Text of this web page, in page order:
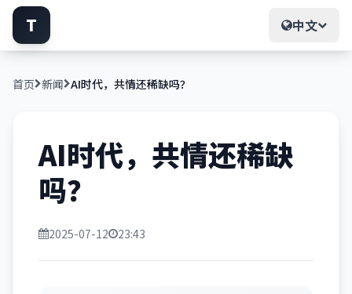
T 中文
首页 新闻 AI时代，共情还稀缺吗？
AI时代，共情还稀缺
吗？
2025-07-12 23:43